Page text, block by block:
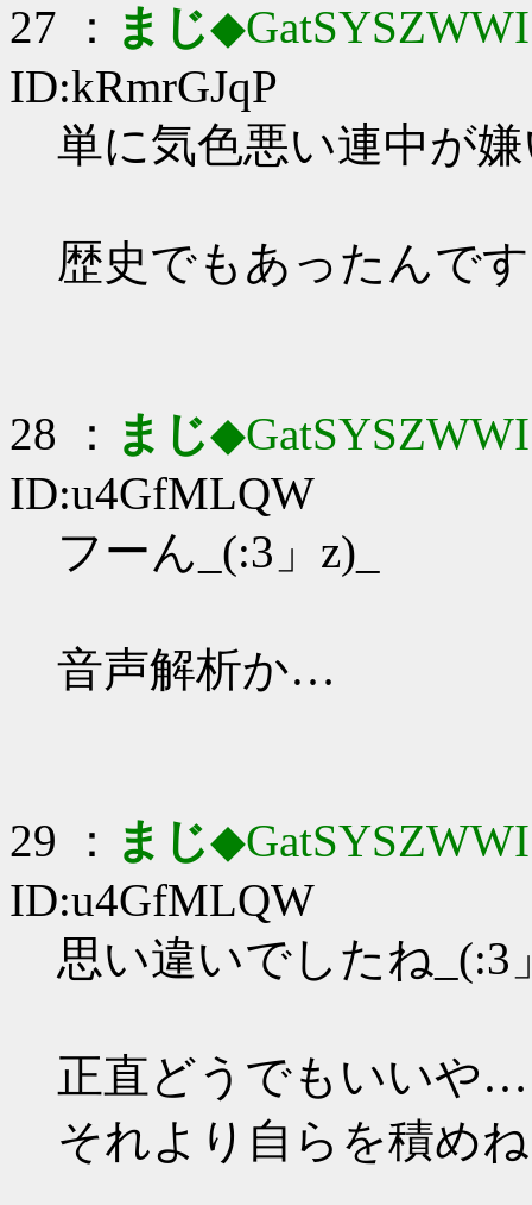
27 ： まじ◆GatSYSZWWI
ID:kRmrGJqP
単に気色悪い連中が
歴史でもあったんで
28 ： まじ◆GatSYSZWWI
ID:u4GfMLQW
フーん_(:3」z)_
音声解析か…
29 ： まじ◆GatSYSZWWI
ID:u4GfMLQW
思い違いでしたね_(:3
正直どうでもいいや…
それより自らを積め